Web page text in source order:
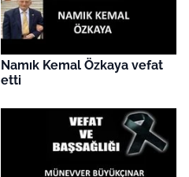
Namık Kemal Özkaya vefat
etti